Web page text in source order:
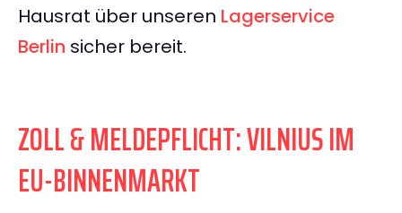
Hausrat über unseren Lagerservice
Berlin sicher bereit.
ZOLL & MELDEPFLICHT: VILNIUS IM
EU-BINNENMARKT